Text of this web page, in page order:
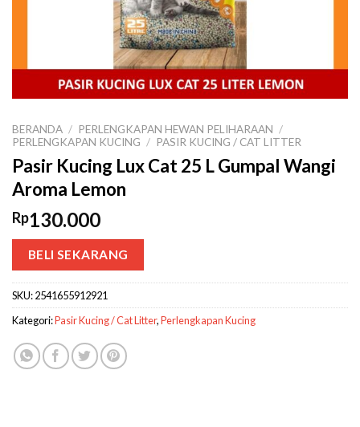
BERANDA / PERLENGKAPAN HEWAN PELIHARAAN /
PERLENGKAPAN KUCING / PASIR KUCING / CAT LITTER
Pasir Kucing Lux Cat 25 L Gumpal Wangi
Aroma Lemon
Rp130.000
BELI SEKARANG
SKU:2541655912921
Kategori:Pasir Kucing / Cat Litter,Perlengkapan Kucing